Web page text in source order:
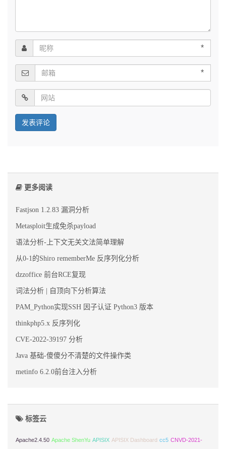
*
*
更多阅读
Fastjson 1.2.83 漏洞分析
Metasploit生成免杀payload
语法分析-上下文无关文法简单理解
从0-1的Shiro rememberMe 反序列化分析
dzzoffice 前台RCE复现
词法分析 | 自顶向下分析算法
PAM_Python实现SSH 因子认证 Python3 版本
thinkphp5.x 反序列化
CVE-2022-39197 分析
Java 基础-傻傻分不清楚的文件操作类
metinfo 6.2.0前台注入分析
标签云
Apache2.4.50 Apache ShenYu APISIX APISIX Dashboard cc5 CNVD-2021-